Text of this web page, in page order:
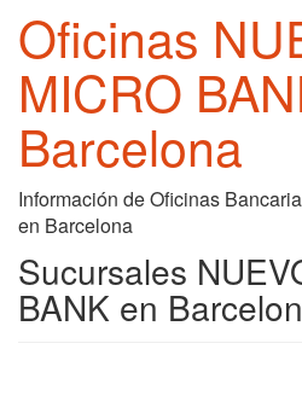
Oficinas
MICRO
Barcelona
Información de Oficinas
en Barcelona
Sucursales
BANK en